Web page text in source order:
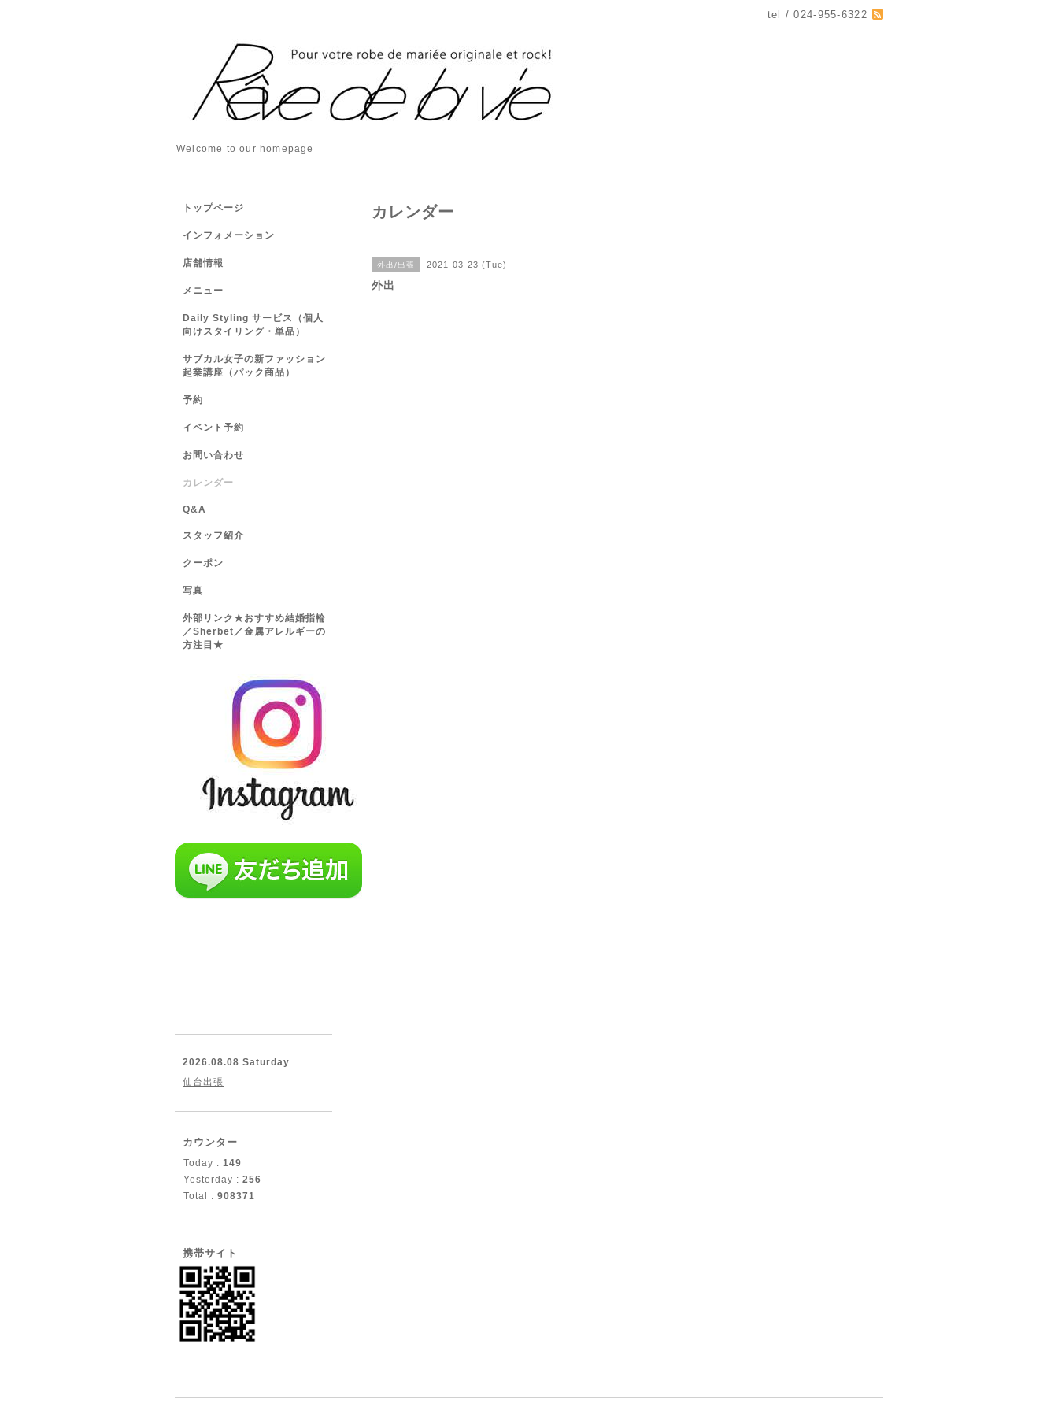
tel / 024-955-6322
Welcome to our homepage
カレンダー
外出/出張 2021-03-23 (Tue)
外出
トップページ
インフォメーション
店舗情報
メニュー
Daily Styling サービス（個人
向けスタイリング・単品）
サブカル女子の新ファッション
起業講座（パック商品）
予約
イベント予約
お問い合わせ
カレンダー
Q&A
スタッフ紹介
クーポン
写真
外部リンク★おすすめ結婚指輪
／Sherbet／金属アレルギーの
方注目★
2026.08.08 Saturday
仙台出張
カウンター
Today : 149
Yesterday : 256
Total : 908371
携帯サイト